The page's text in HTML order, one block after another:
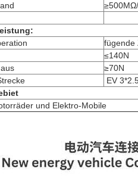
fügende
≤140N
≥70N
EV
und Elektro-Mobile